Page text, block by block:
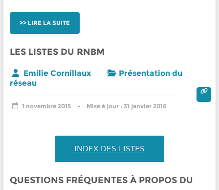
LIRE LA SUITE
LES LISTES DU RNBM
Emilie Cornillaux
Présentation du
réseau
1 novembre 2015 31 janvier 2016
INDEX DES LISTES
QUESTIONS FRÉQUENTES À PROPOS DU